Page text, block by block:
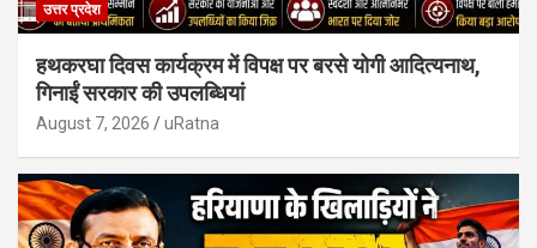
उत्तर प्रदेश
हथकरघा दिवस कार्यक्रम में विपक्ष पर बरसे योगी आदित्यनाथ,
गिनाईं सरकार की उपलब्धियां
August 7, 2026 uRatna